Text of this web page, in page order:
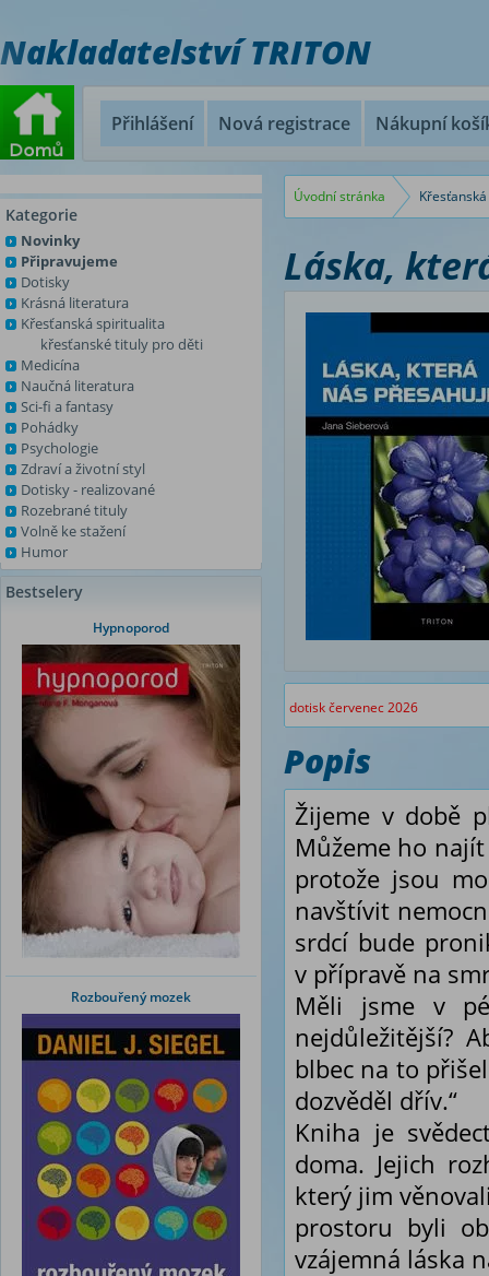
Nakladatelství TRITON
Přihlášení Nová registrace Nákupní
Kategorie
Novinky
Připravujeme
Dotisky
Krásná literatura
Křesťanská spiritualita
křesťanské tituly pro děti
Medicína
Naučná literatura
Sci-fi a fantasy
Pohádky
Psychologie
Zdraví a životní styl
Dotisky - realizované
Rozebrané tituly
Volně ke stažení
Humor
Bestselery
Hypnoporod
Rozbouřený mozek
Úvodní stránka
Láska,
dotisk červenec 2026
Popis
Žijeme v době
Můžeme ho
protože jsou
navštívit
srdcí bude
v přípravě na
Měli jsme v
nejdůležitější?
blbec na to
dozvěděl dřív.“
Kniha je
doma. Jejich
který jim
prostoru byli
vzájemná láska